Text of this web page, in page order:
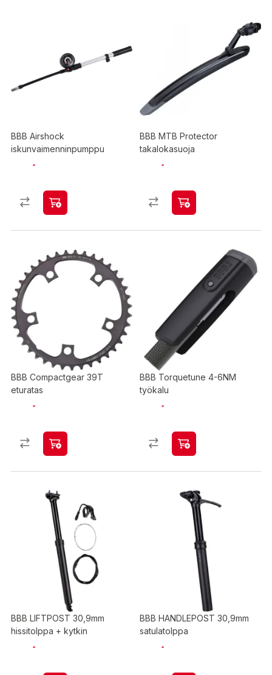
BBB Airshock
iskunvaimenninpumppu
BBB MTB Protector
takalokasuoja
BBB Compactgear 39T
eturatas
BBB Torquetune 4-6NM
työkalu
BBB LIFTPOST 30,9mm
hissitolppa + kytkin
BBB HANDLEPOST 30,9mm
satulatolppa